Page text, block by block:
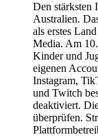
Den stärksten
Australien.
als erstes
Media. Am
Kinder und
eigenen
Instagram,
und Twitch
deaktiviert.
überprüfen.